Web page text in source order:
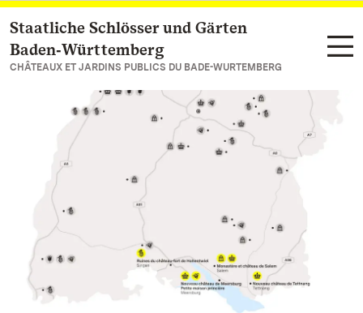
Vers la page d’accueil
Staatliche Schlösser und Gärten
Baden‑Württemberg
CHÂTEAUX ET JARDINS PUBLICS DU BADE-WURTEMBERG